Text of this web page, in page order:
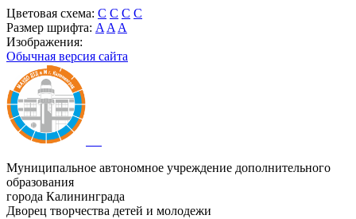
Цветовая схема: C C C C
Размер шрифта: A A A
Изображения:
Обычная версия сайта
Муниципальное автономное учреждение дополнительного
образования
города Калининграда
Дворец творчества детей и молодежи